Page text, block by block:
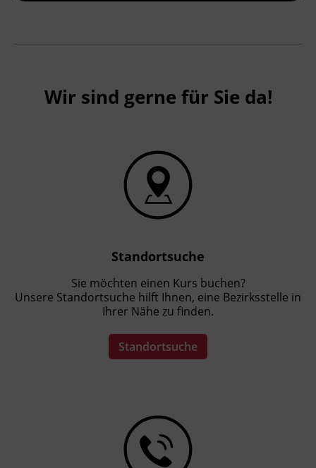
Wir sind gerne für Sie da!
Standortsuche
Sie möchten einen Kurs buchen?
Unsere Standortsuche hilft Ihnen, eine Bezirksstelle in
Ihrer Nähe zu finden.
Standortsuche